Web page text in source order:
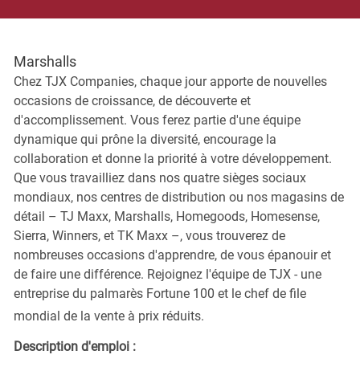
Marshalls
Chez TJX Companies, chaque jour apporte de nouvelles
occasions de croissance, de découverte et
d'accomplissement. Vous ferez partie d'une équipe
dynamique qui prône la diversité, encourage la
collaboration et donne la priorité à votre développement.
Que vous travailliez dans nos quatre sièges sociaux
mondiaux, nos centres de distribution ou nos magasins de
détail – TJ Maxx, Marshalls, Homegoods, Homesense,
Sierra, Winners, et TK Maxx –, vous trouverez de
nombreuses occasions d'apprendre, de vous épanouir et
de faire une différence. Rejoignez l'équipe de TJX - une
entreprise du palmarès Fortune 100 et le chef de file
mondial de la vente à prix réduits.
Description d'emploi :